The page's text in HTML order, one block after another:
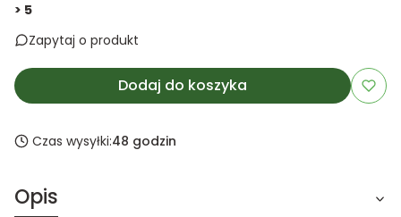
> 5
Zapytaj o produkt
Dodaj do koszyka
Czas wysyłki:48 godzin
Opis